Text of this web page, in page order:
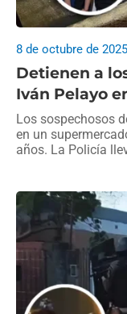
Detienen a
Iván Pelayo
8 de octubre de 2025
Los sospechosos
en un
años. La Policía